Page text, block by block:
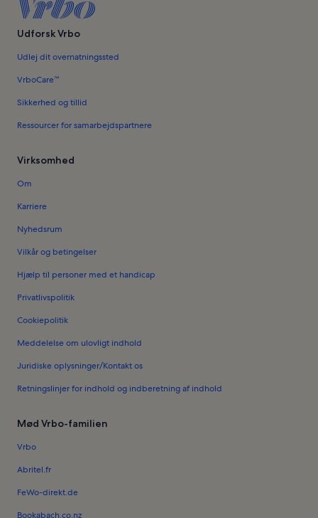
Udforsk Vrbo
Udlej dit overnatningssted
VrboCare™
Sikkerhed og tillid
Ressourcer for samarbejdspartnere
Virksomhed
Om
Karriere
Nyhedsrum
Vilkår og betingelser
Hjælp til personer med et handicap
Privatlivspolitik
Cookiepolitik
Meddelelse om ulovligt indhold
Juridiske oplysninger/Kontakt os
Retningslinjer for indhold og indberetning af indhold
Mød Vrbo-familien
Vrbo
Abritel.fr
FeWo-direkt.de
Bookabach.co.nz